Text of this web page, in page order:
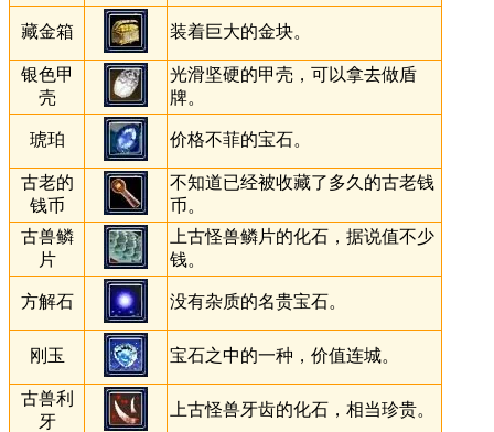
藏金箱 装着巨大的金块。
银色甲
壳
光滑坚硬的甲壳，可以拿去做盾
牌。
琥珀 价格不菲的宝石。
古老的
钱币
不知道已经被收藏了多久的古老钱
币。
古兽鳞
片
上古怪兽鳞片的化石，据说值不少
钱。
方解石 没有杂质的名贵宝石。
刚玉 宝石之中的一种，价值连城。
古兽利
牙
上古怪兽牙齿的化石，相当珍贵。